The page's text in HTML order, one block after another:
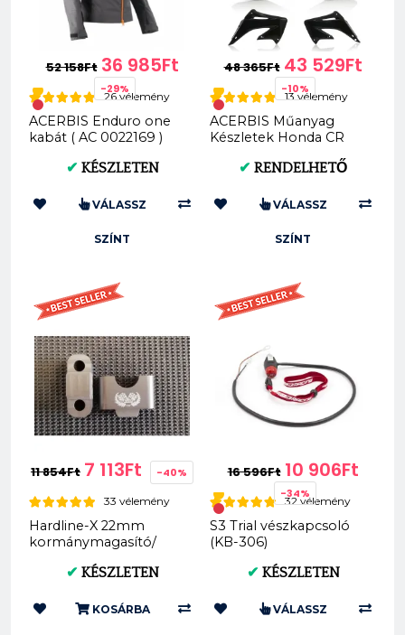
52 158Ft 36 985Ft
-29%
26 vélemény
ACERBIS Enduro one
kabát ( AC 0022169 )
✔ KÉSZLETEN
VÁLASSZ
SZÍNT
48 365Ft 43 529Ft
-10%
13 vélemény
ACERBIS Műanyag
Készletek Honda CR
(Fekete * Standard) AC
✔ RENDELHETŐ
VÁLASSZ
SZÍNT
11 854Ft 7 113Ft -40%
33 vélemény
Hardline-X 22mm
kormánymagasító/
✔ KÉSZLETEN
KOSÁRBA
16 596Ft 10 906Ft
-34%
32 vélemény
S3 Trial vészkapcsoló
(KB-306)
✔ KÉSZLETEN
VÁLASSZ